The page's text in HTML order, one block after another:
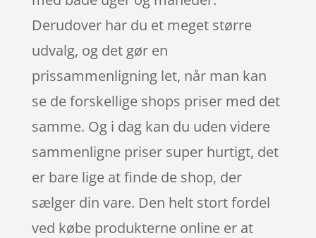
Derudover har du et meget større
udvalg, og det gør en
prissammenligning let, når man kan
se de forskellige shops priser med det
samme. Og i dag kan du uden videre
sammenligne priser super hurtigt, det
er bare lige at finde de shop, der
sælger din vare. Den helt stort fordel
ved købe produkterne online er at